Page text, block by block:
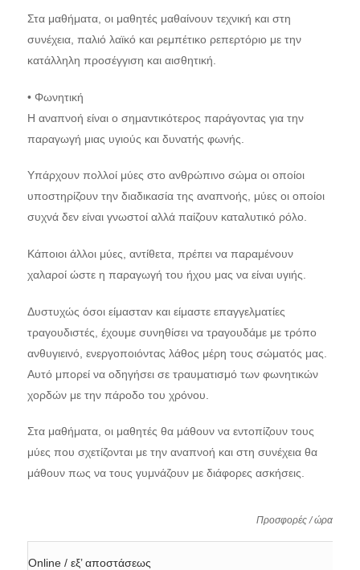
Στα μαθήματα, οι μαθητές μαθαίνουν τεχνική και στη
συνέχεια, παλιό λαϊκό και ρεμπέτικο ρεπερτόριο με την
κατάλληλη προσέγγιση και αισθητική.
• Φωνητική
Η αναπνοή είναι ο σημαντικότερος παράγοντας για την
παραγωγή μιας υγιούς και δυνατής φωνής.
Υπάρχουν πολλοί μύες στο ανθρώπινο σώμα οι οποίοι
υποστηρίζουν την διαδικασία της αναπνοής, μύες οι οποίοι
συχνά δεν είναι γνωστοί αλλά παίζουν καταλυτικό ρόλο.
Κάποιοι άλλοι μύες, αντίθετα, πρέπει να παραμένουν
χαλαροί ώστε η παραγωγή του ήχου μας να είναι υγιής.
Δυστυχώς όσοι είμασταν και είμαστε επαγγελματίες
τραγουδιστές, έχουμε συνηθίσει να τραγουδάμε με τρόπο
ανθυγιεινό, ενεργοποιόντας λάθος μέρη τους σώματός μας.
Αυτό μπορεί να οδηγήσει σε τραυματισμό των φωνητικών
χορδών με την πάροδο του χρόνου.
Στα μαθήματα, οι μαθητές θα μάθουν να εντοπίζουν τους
μύες που σχετίζονται με την αναπνοή και στη συνέχεια θα
μάθουν πως να τους γυμνάζουν με διάφορες ασκήσεις.
Προσφορές / ώρα
Online / εξ’ αποστάσεως